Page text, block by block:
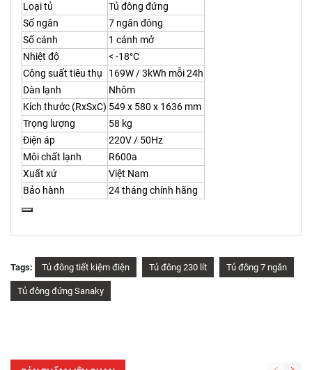
Loại tủ
Tủ đông đứng
Số ngăn
7 ngăn đông
Số cánh
1 cánh mở
Nhiệt độ
< -18°C
Công suất tiêu thụ
169W / 3kWh mỗi 24h
Dàn lạnh
Nhôm
Kích thước (RxSxC) 549 x 580 x 1636 mm
Trọng lượng
58 kg
Điện áp
220V / 50Hz
Môi chất lạnh
R600a
Xuất xứ
Việt Nam
Bảo hành
24 tháng chính hãng
Tags: Tủ đông tiết kiệm điện Tủ đông 230 lít Tủ đông 7 ngăn
Tủ đông đứng Sanaky